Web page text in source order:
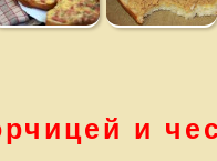
и